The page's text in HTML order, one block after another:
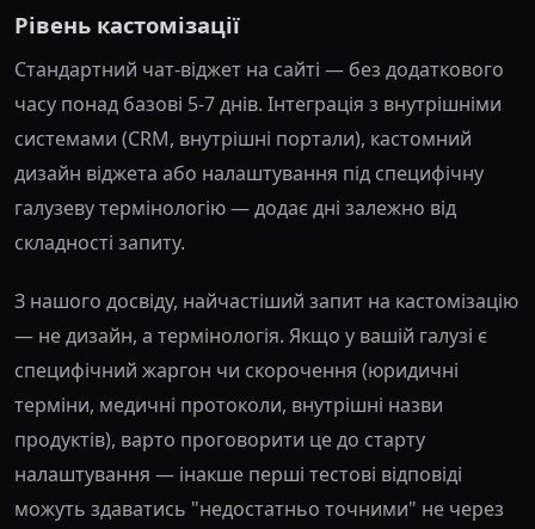
Рівень кастомізації
Стандартний чат-віджет на сайті — без додаткового
часу понад базові 5-7 днів. Інтеграція з внутрішніми
системами (CRM, внутрішні портали), кастомний
дизайн віджета або налаштування під специфічну
галузеву термінологію — додає дні залежно від
складності запиту.
З нашого досвіду, найчастіший запит на кастомізацію
— не дизайн, а термінологія. Якщо у вашій галузі є
специфічний жаргон чи скорочення (юридичні
терміни, медичні протоколи, внутрішні назви
продуктів), варто проговорити це до старту
налаштування — інакше перші тестові відповіді
можуть здаватись "недостатньо точними" не через